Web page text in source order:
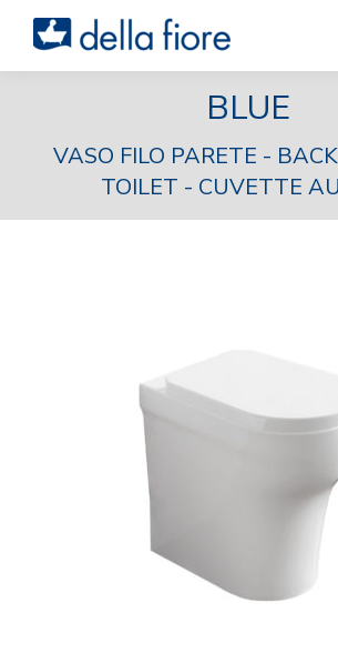
BLUE
VASO FILO PARETE -
TOILET - CUVETTE